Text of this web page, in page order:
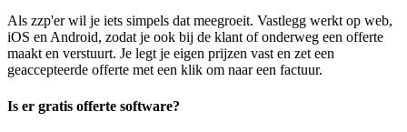
Als zzp'er wil je iets simpels dat meegroeit. Vastlegg werkt op web,
iOS en Android, zodat je ook bij de klant of onderweg een offerte
maakt en verstuurt. Je legt je eigen prijzen vast en zet een
geaccepteerde offerte met een klik om naar een factuur.
Is er gratis offerte software?